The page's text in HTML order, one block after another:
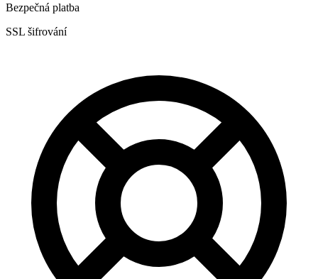
Bezpečná platba
SSL šifrování